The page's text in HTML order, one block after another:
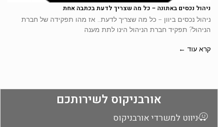
ניהול נכסים באתונה – כל מה שצריך לדעת בכתבה אחת
ניהול נכסים ביוון – כל מה שצריך לדעת… אז מהו תפקידה של חברת
הניהול? תפקיד חברת הניהול הינו לתת מענה
קרא עוד ←
אורבניקוס לשירותכם
ניווט למשרדי אורבניקוס